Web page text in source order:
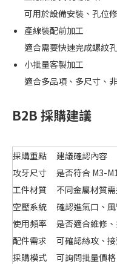
可用於設備安裝、孔位
產線裝配前加工
適合需要快速完成螺紋
小批量客製加工
適合多品項、多尺寸、
B2B 採購建議
採購重點
建議確認內容
攻牙尺寸
是否符合 M3-
工件材質
不同金屬材質
空壓系統
確認進氣口、
使用頻率
是否適合維修
配件需求
可確認絲攻、
採購模式
可詢問批量價